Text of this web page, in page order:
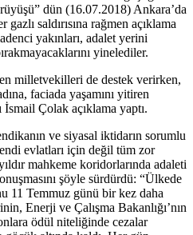
dün (16.07.2018) Ankara’da
saldırısına rağmen açıklama
yakınları, adalet yerini
yinelediler.
milletvekilleri de destek verirken,
faciada yaşamını yitiren
Çolak açıklama yaptı.
ve siyasal iktidarın sorumlu
evlatları için değil tüm zor
mahkeme koridorlarında adaleti
şöyle sürdürdü: “Ülkede
11 Temmuz günü bir kez daha
Enerji ve Çalışma Bakanlığı’nın
ödül niteliğinde cezalar